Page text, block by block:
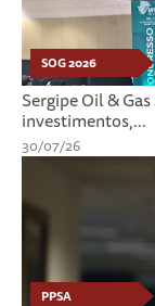
SOG 2026
Sergipe Oil &
investimentos,...
30/07/26
PPSA